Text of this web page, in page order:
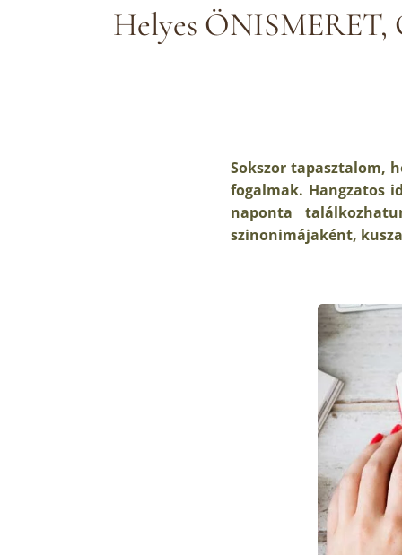
Helyes ÖNISMERET,
Sokszor tapasztalom,
fogalmak. Hangzatos
naponta
szinonimájaként,